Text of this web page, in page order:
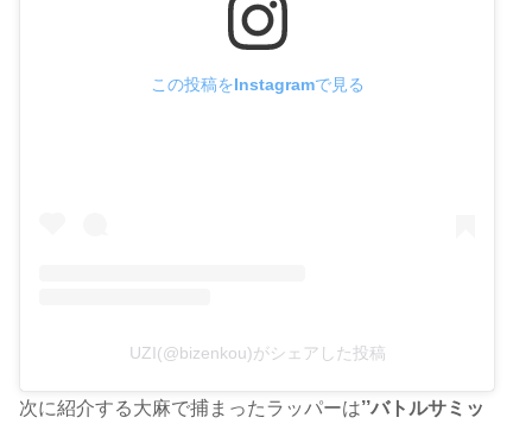
この投稿をInstagramで見る
UZI(@bizenkou)がシェアした投稿
次に紹介する大麻で捕まったラッパーは’’バトルサミッ